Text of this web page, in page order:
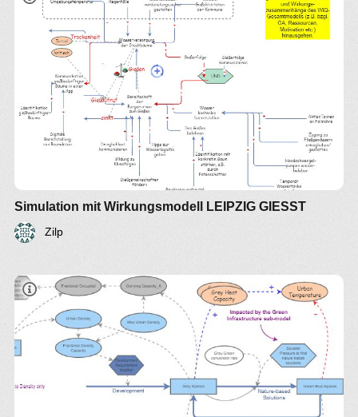
Simulation mit Wirkungsmodell LEIPZIG GIESST
Zilp